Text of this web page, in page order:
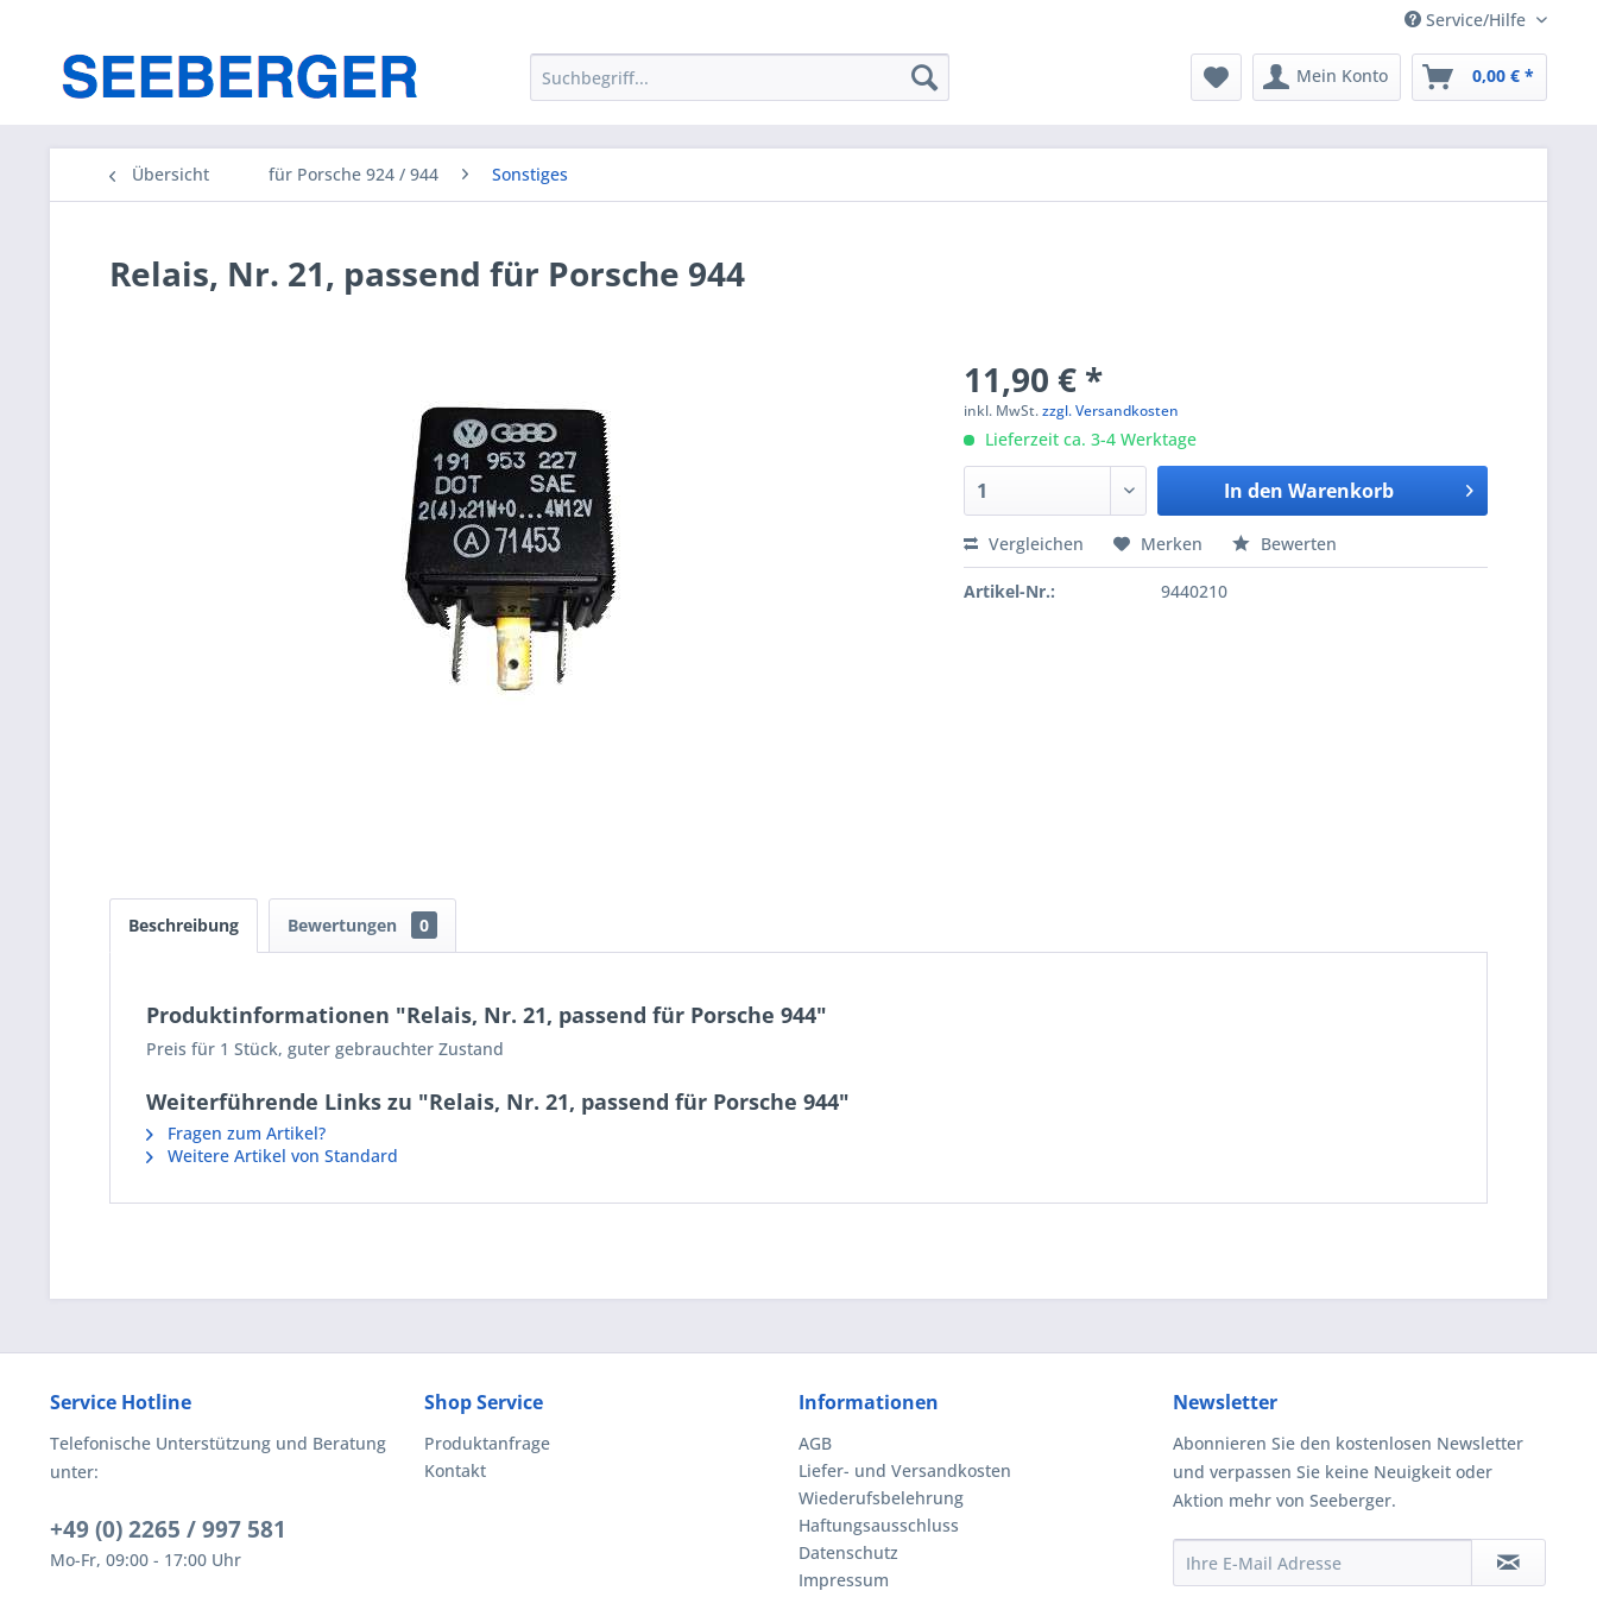
Service/Hilfe
Mein Konto 0,00 € *
Übersicht für Porsche 924 / 944 Sonstiges
Relais, Nr. 21, passend für Porsche 944
11,90 € *
inkl. MwSt.zzgl. Versandkosten
Lieferzeit ca. 3-4 Werktage
In den Warenkorb
Vergleichen Merken Bewerten
Artikel-Nr.: 9440210
Beschreibung Bewertungen 0
Produktinformationen "Relais, Nr. 21, passend für Porsche 944"
Preis für 1 Stück, guter gebrauchter Zustand
Weiterführende Links zu "Relais, Nr. 21, passend für Porsche 944"
Fragen zum Artikel?
Weitere Artikel von Standard
Service Hotline
Telefonische Unterstützung und Beratung
unter:
+49 (0) 2265 / 997 581
Mo-Fr, 09:00 - 17:00 Uhr
Shop Service
Produktanfrage
Kontakt
Informationen
AGB
Liefer- und Versandkosten
Wiederufsbelehrung
Haftungsausschluss
Datenschutz
Impressum
Newsletter
Abonnieren Sie den kostenlosen Newsletter
und verpassen Sie keine Neuigkeit oder
Aktion mehr von Seeberger.